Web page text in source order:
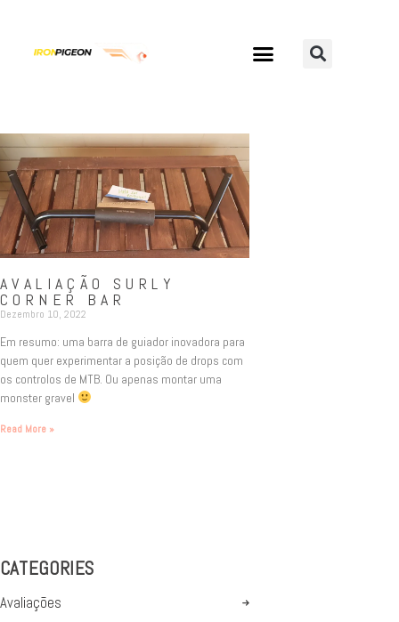
AVALIAÇÃO SURLY
CORNER BAR
Dezembro 10, 2022
Em resumo: uma barra de guiador inovadora para
quem quer experimentar a posição de drops com
os controlos de MTB. Ou apenas montar uma
monster gravel
Read More »
CATEGORIES
Avaliações